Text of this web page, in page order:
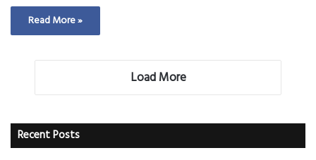
Read More »
Load More
Recent Posts